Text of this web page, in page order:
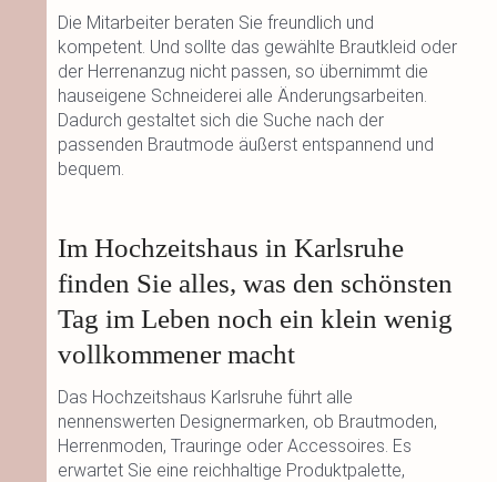
Die Mitarbeiter beraten Sie freundlich und
kompetent. Und sollte das gewählte Brautkleid oder
der Herrenanzug nicht passen, so übernimmt die
hauseigene Schneiderei alle Änderungsarbeiten.
Dadurch gestaltet sich die Suche nach der
passenden Brautmode äußerst entspannend und
bequem.
Im Hochzeitshaus in Karlsruhe
finden Sie alles, was den schönsten
Tag im Leben noch ein klein wenig
vollkommener macht
Das Hochzeitshaus Karlsruhe führt alle
nennenswerten Designermarken, ob Brautmoden,
Herrenmoden, Trauringe oder Accessoires. Es
erwartet Sie eine reichhaltige Produktpalette,